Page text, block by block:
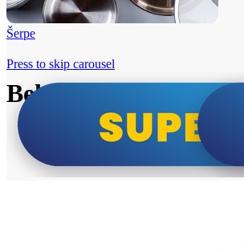
Šerpe
Beko i Tesla super cene
Press to skip carousel